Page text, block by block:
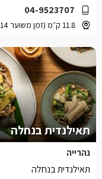
04-9523707
11.8 ק״מ (זמן משוער 14 דקות)
תאילנדית בנחלה
נהרייה
תאילנדית בנחלה